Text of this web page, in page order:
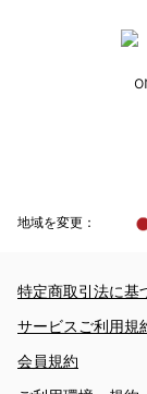
地域を変更：
特定商取引法に基
サービスご利用規
会員規約